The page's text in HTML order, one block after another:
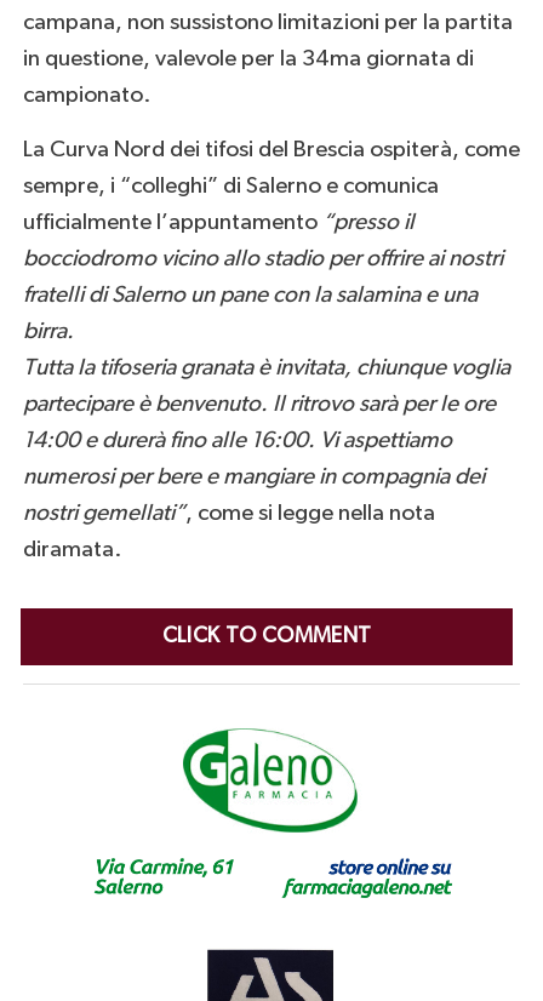
campana, non sussistono limitazioni per la partita
in questione, valevole per la 34ma giornata di
campionato.
La Curva Nord dei tifosi del Brescia ospiterà, come
sempre, i “colleghi” di Salerno e comunica
ufficialmente l’appuntamento “presso il
bocciodromo vicino allo stadio per offrire ai nostri
fratelli di Salerno un pane con la salamina e una
birra.
Tutta la tifoseria granata è invitata, chiunque voglia
partecipare è benvenuto. Il ritrovo sarà per le ore
14:00 e durerà fino alle 16:00. Vi aspettiamo
numerosi per bere e mangiare in compagnia dei
nostri gemellati”, come si legge nella nota
diramata.
CLICK TO COMMENT